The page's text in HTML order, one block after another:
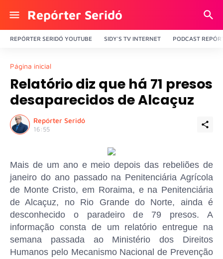
Repórter Seridó
REPÓRTER SERIDÓ YOUTUBE SIDY'S TV INTERNET PODCAST
Página inicial
Relatório diz que há 71 presos
desaparecidos de Alcaçuz
Repórter Seridó
16:55
Mais de um ano e meio depois das rebeliões de
janeiro do ano passado na Penitenciária Agrícola
de Monte Cristo, em Roraima, e na Penitenciária
de Alcaçuz, no Rio Grande do Norte, ainda é
desconhecido o paradeiro de 79 presos. A
informação consta de um relatório entregue na
semana passada ao Ministério dos Direitos
Humanos pelo Mecanismo Nacional de Prevenção